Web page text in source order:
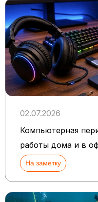
02.07.2026
Компьютерная
работы дома и в
На заметку